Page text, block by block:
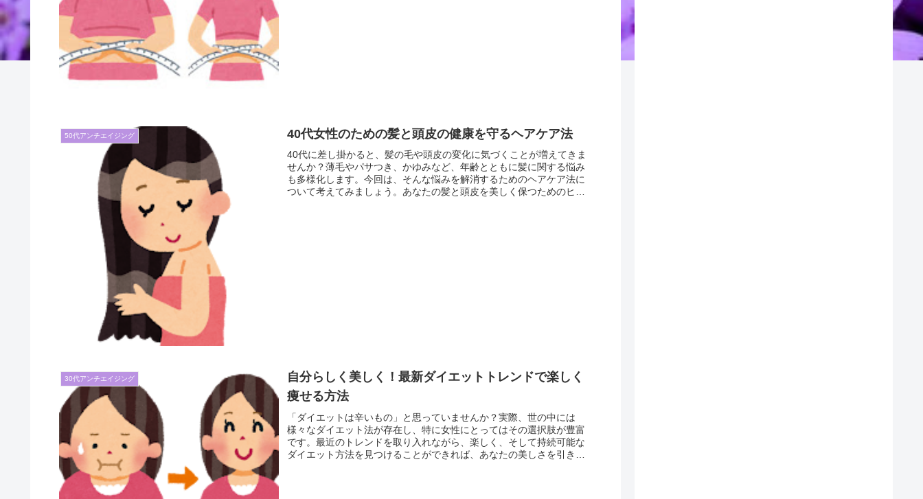
50代アンチエイジング 40代女性のための髪と頭皮の健康を守るヘアケア法
40代に差し掛かると、髪の毛や頭皮の変化に気づくことが増えてきま
せんか？薄毛やパサつき、かゆみなど、年齢とともに髪に関する悩み
も多様化します。今回は、そんな悩みを解消するためのヘアケア法に
ついて考えてみましょう。あなたの髪と頭皮を美しく保つためのヒン
30代アンチエイジング
自分らしく美しく！最新ダイエットトレンドで楽しく
痩せる方法
「ダイエットは辛いもの」と思っていませんか？実際、世の中には
様々なダイエット法が存在し、特に女性にとってはその選択肢が豊富
です。最近のトレンドを取り入れながら、楽しく、そして持続可能な
ダイエット方法を見つけることができれば、あなたの美しさを引き出